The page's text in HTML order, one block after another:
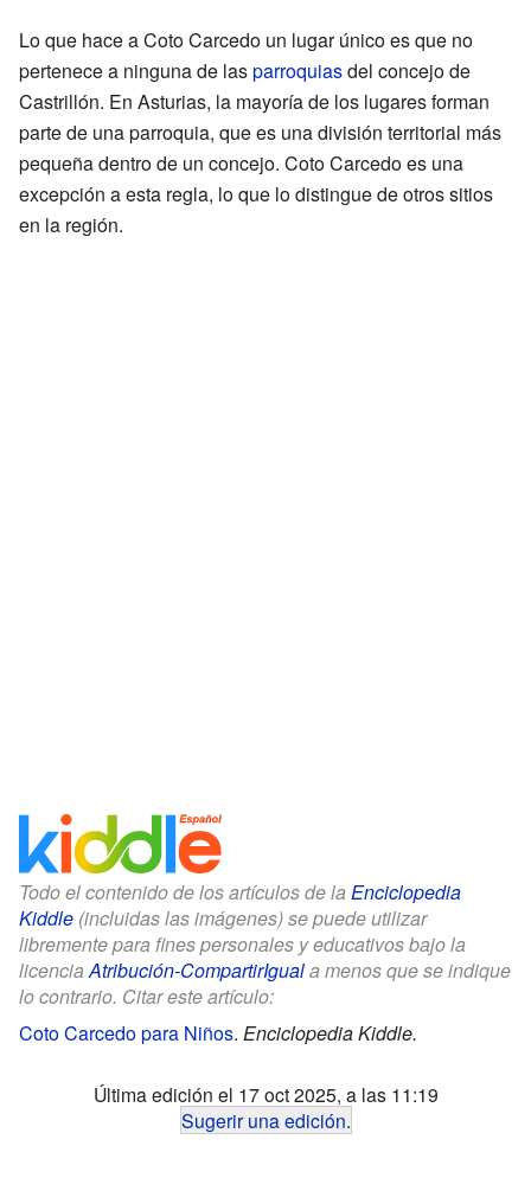
Lo que hace a Coto Carcedo un lugar único es que no
pertenece a ninguna de lasparroquiasdel concejo de
Castrillón. En Asturias, la mayoría de los lugares forman
parte de una parroquia, que es una división territorial más
pequeña dentro de un concejo. Coto Carcedo es una
excepción a esta regla, lo que lo distingue de otros sitios
en la región.
Todo el contenido de los artículos de la Enciclopedia
Kiddle (incluidas las imágenes) se puede utilizar
libremente para fines personales y educativos bajo la
licenciaAtribución-CompartirIguala menos que se indique
lo contrario. Citar este artículo:
Coto Carcedo para Niños. Enciclopedia Kiddle.
Última edición el 17 oct 2025, a las 11:19
Sugerir una edición.